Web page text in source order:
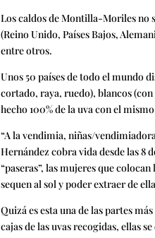
Los caldos de Montilla-Moriles no
(Reino Unido, Países Bajos,
entre otros.
Unos 50 países de todo el mundo
cortado, raya, ruedo), blancos
hecho 100% de la uva con el
“A la vendimia, niñas/
Hernández cobra vida desde las 8
“paseras”, las mujeres que
sequen al sol y poder extraer de
Quizá es esta una de las partes
cajas de las uvas recogidas, ellas